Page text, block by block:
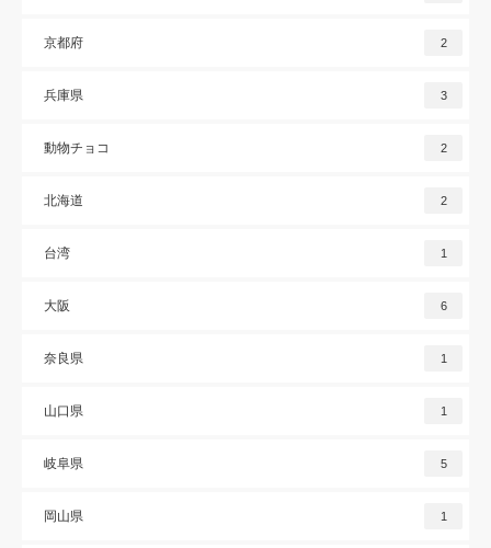
京都府 2
兵庫県 3
動物チョコ 2
北海道 2
台湾 1
大阪 6
奈良県 1
山口県 1
岐阜県 5
岡山県 1